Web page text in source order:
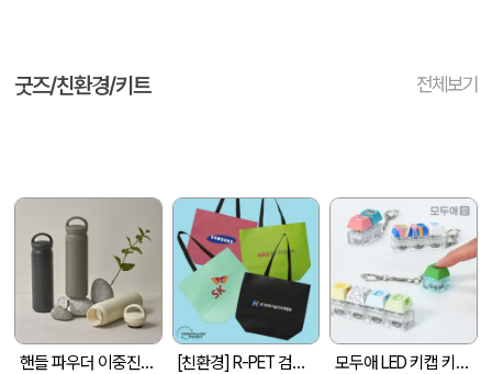
굿즈/친환경/키트 전체보기
핸들 파우더 이중진공 스텐텀블러 500ml 손잡이 텀블러 [친환경] R-PET 검정내피 리유저블백 (4색/중형/170g)(450x150x400mm) 모두애 LED 키캡 키링 굿즈